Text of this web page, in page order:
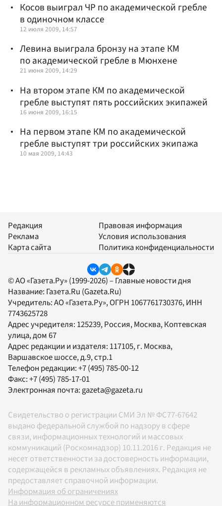
Косов выиграл ЧР по академической гребле
в одиночном классе
12 июля 2009, 14:57
Левина выиграла бронзу на этапе КМ
по академической гребле в Мюнхене
21 июня 2009, 14:29
На втором этапе КМ по академической
гребле выступят пять российских экипажей
16 июня 2009, 16:15
На первом этапе КМ по академической
гребле выступят три российских экипажа
10 мая 2009, 14:43
Редакция
Реклама
Карта сайта
Правовая информация
Условия использования
Политика конфиденциальности
© АО «Газета.Ру» (1999-2026) – Главные новости дня
Название: Газета.Ru (Gazeta.Ru)
Учредитель:АО «Газета.Ру», ОГРН 1067761730376, ИНН
7743625728
Адрес учредителя: 125239, Россия, Москва, Коптевская
улица, дом 67
Адрес редакции и издателя: 117105, г. Москва,
Варшавское шоссе, д.9, стр.1
Телефон редакции:+7 (495) 785-00-12
Факс:+7 (495) 785-17-01
Электронная почта: gazeta@gazeta.ru
Свидетельство о регистрации СМИ Эл № ФС77-67642
выдано федеральной службой по надзору в сфере
связи, информационных технологий и массовых
коммуникаций (Роскомнадзор) 10.11.2016 г. Редакция не
несет ответственности за достоверность информации,
содержащейся в рекламных объявлениях. Редакция не
предоставляет справочной информации.
Информация об ограничениях
На информационном ресурсе применяются